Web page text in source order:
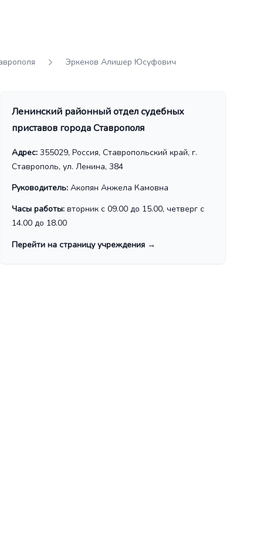
Эркенов Алишер Юсуфович
Ленинский районный отдел судебных
приставов города Ставрополя
Адрес: 355029, Россия, Ставропольский край, г.
Ставрополь, ул. Ленина, 384
Руководитель: Акопян Анжела Камовна
Часы работы: вторник с 09.00 до 15.00, четверг с
14.00 до 18.00
Перейти на страницу учреждения →